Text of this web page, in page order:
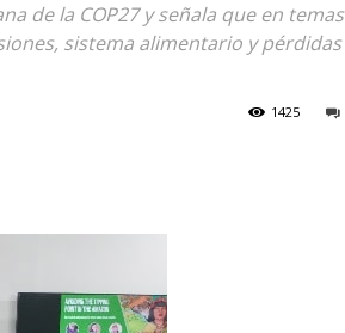
de la COP27 y señala que en temas
sistema alimentario y pérdidas
1425